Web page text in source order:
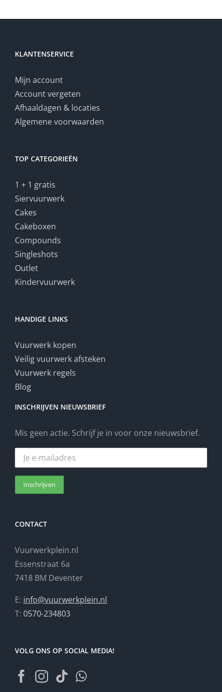
KLANTENSERVICE
Mijn account
Account vergeten
Afhaaldagen & locaties
Algemene voorwaarden
TOP CATEGORIEËN
1 + 1 gratis
Siervuurwerk
Cakes
Cakeboxen
Compounds
Singleshots
Outlet
Kindervuurwerk
HANDIGE LINKS
Vuurwerk kopen
Veilig vuurwerk afsteken
Vuurwerk regels
Blog
INSCHRIJVEN NIEUWSBRIEF
Mis geen actie. Schrijf je in voor onze nieuwsbrief.
CONTACT
Vuurwerkplein.nl
Essenstraat 6a
7418 BM Deventer
E: info@vuurwerkplein.nl
T: 0570-234803
VOLG ONS OP SOCIAL MEDIA!